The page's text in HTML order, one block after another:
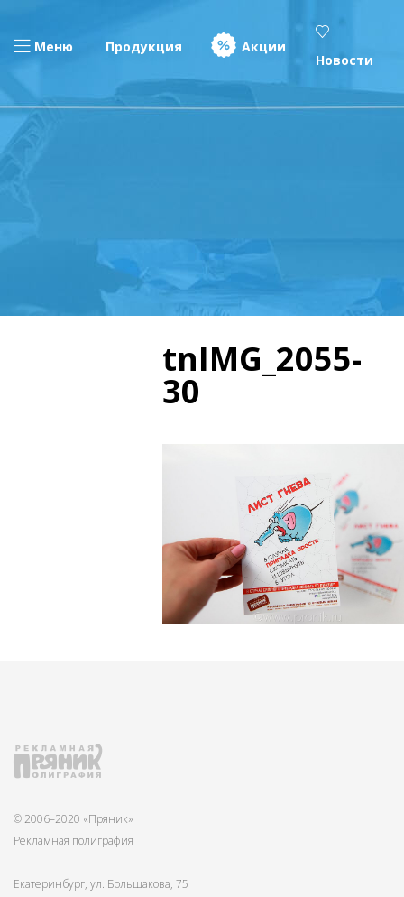
Меню Продукция
Акции
Новости
tnIMG_2055-
30
© 2006–2020 «Пряник»
Рекламная полиграфия
Екатеринбург, ул. Большакова, 75